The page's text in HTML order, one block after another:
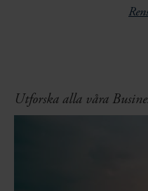
Utforska alla våra